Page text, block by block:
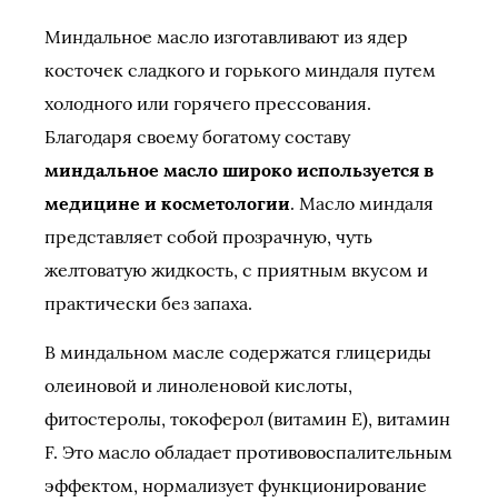
Миндальное масло изготавливают из ядер
косточек сладкого и горького миндаля путем
холодного или горячего прессования.
Благодаря своему богатому составу
миндальное масло широко используется в
медицине и косметологии. Масло миндаля
представляет собой прозрачную, чуть
желтоватую жидкость, с приятным вкусом и
практически без запаха.
В миндальном масле содержатся глицериды
олеиновой и линоленовой кислоты,
фитостеролы, токоферол (витамин Е), витамин
F. Это масло обладает противовоспалительным
эффектом, нормализует функционирование